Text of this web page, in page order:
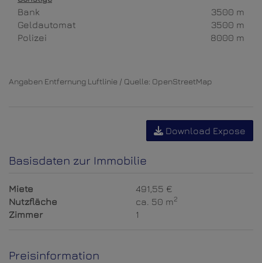
Bank
3500 m
Geldautomat
3500 m
Polizei
8000 m
Angaben Entfernung Luftlinie / Quelle: OpenStreetMap
Download Expose
Basisdaten zur Immobilie
Miete
491,55 €
Nutzfläche
ca. 50 m2
Zimmer 1
Preisinformation